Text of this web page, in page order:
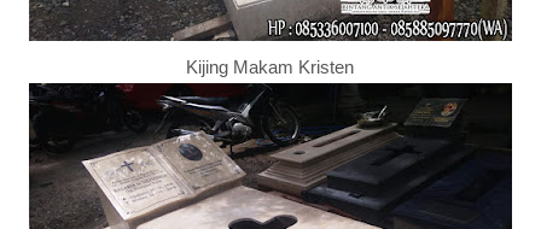
Kijing Makam Kristen